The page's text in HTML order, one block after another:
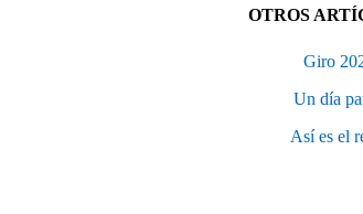
OTROS
Giro
Un día
Así es el